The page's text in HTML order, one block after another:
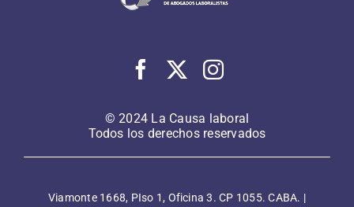
© 2024 La Causa laboral
Todos los derechos reservados
Viamonte 1668, PIso 1, Oficina 3. CP 1055. CABA. |